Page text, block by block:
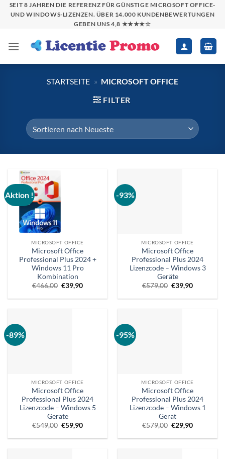
Zum
Inhalt
SEIT 8 JAHREN DIE REFERENZ FÜR GÜNSTIGE MICROSOFT OFFICE-
UND WINDOWS-LIZENZEN. ÜBER 14.000 KUNDENBEWERTUNGEN
GEBEN UNS 4,8 ★★★★☆
STARTSEITE » MICROSOFT OFFICE
FILTER
Aktion !
MICROSOFT OFFICE
Microsoft Office
Professional Plus 2024 +
Windows 11 Pro
Kombination
€466,00 Ursprünglicher
Preis
war:
€39,90Aktueller
ist:
-93%
MICROSOFT OFFICE
Microsoft Office
Professional Plus 2024
Lizenzcode – Windows 3
Geräte
€579,00 Ursprünglicher
Preis
war:
€39,90Aktueller
ist:
-89%
MICROSOFT OFFICE
Microsoft Office
Professional Plus 2024
Lizenzcode – Windows 5
Geräte
€549,00 Ursprünglicher
Preis
war:
€59,90Aktueller
ist:
-95%
MICROSOFT OFFICE
Microsoft Office
Professional Plus 2024
Lizenzcode – Windows 1
Gerät
€579,00 Ursprünglicher
Preis
war:
€29,90Aktueller
ist: